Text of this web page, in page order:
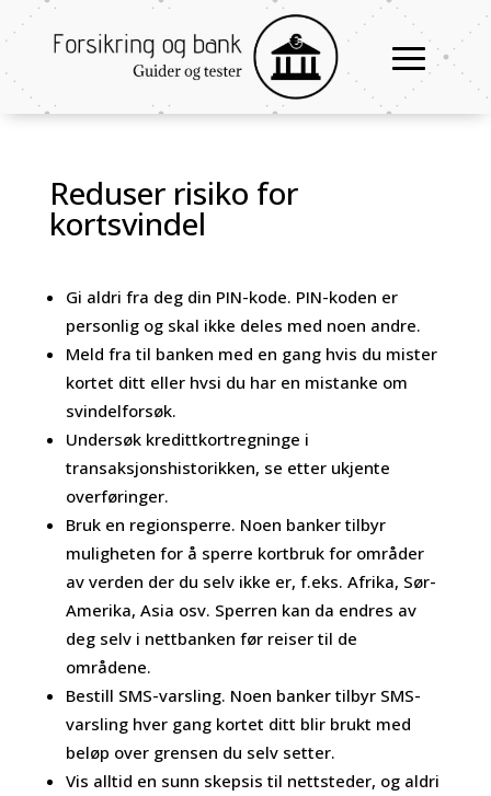
Reduser risiko for
kortsvindel
Gi aldri fra deg din PIN-kode. PIN-koden er
personlig og skal ikke deles med noen andre.
Meld fra til banken med en gang hvis du mister
kortet ditt eller hvsi du har en mistanke om
svindelforsøk.
Undersøk kredittkortregninge i
transaksjonshistorikken, se etter ukjente
overføringer.
Bruk en regionsperre. Noen banker tilbyr
muligheten for å sperre kortbruk for områder
av verden der du selv ikke er, f.eks. Afrika, Sør-
Amerika, Asia osv. Sperren kan da endres av
deg selv i nettbanken før reiser til de
områdene.
Bestill SMS-varsling. Noen banker tilbyr SMS-
varsling hver gang kortet ditt blir brukt med
beløp over grensen du selv setter.
Vis alltid en sunn skepsis til nettsteder, og aldri